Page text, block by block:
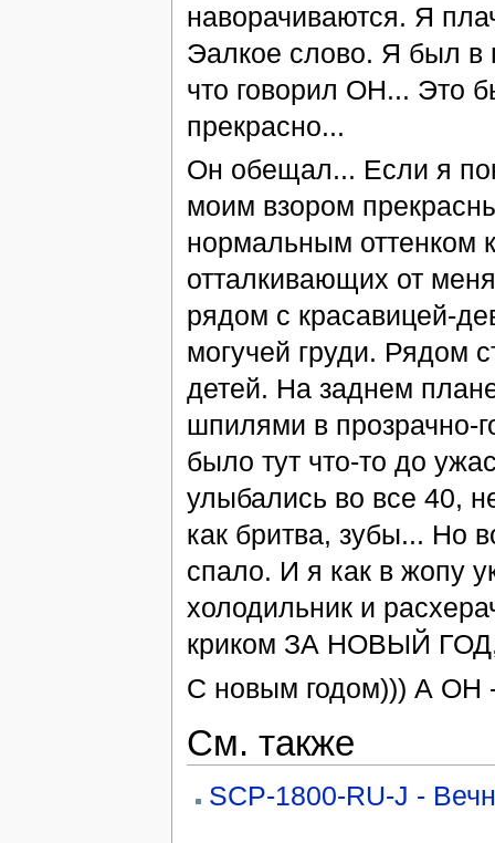
наворачиваются. Я
Эалкое слово. Я был в
что говорил ОН... Это
прекрасно...
Он обещал... Если я
моим взором
нормальным оттенком
отталкивающих от
рядом с красавицей-
могучей груди. Рядом
детей. На заднем
шпилями в прозрачно-
было тут что-то до
улыбались во все 40,
как бритва, зубы... Но
спало. И я как в жопу
холодильник и
криком ЗА НОВЫЙ
С новым годом))) А ОН
См. также
SCP-1800-RU-J -